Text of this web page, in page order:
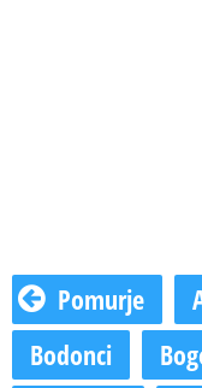
Pomurje
Bodonci